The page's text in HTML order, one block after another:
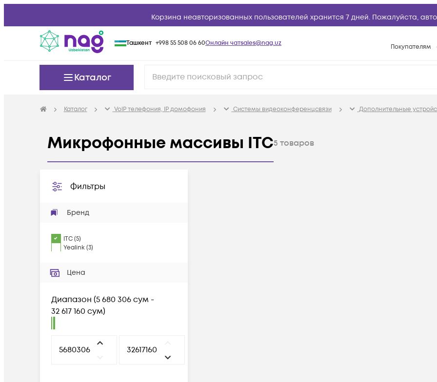
Корзина неавторизованных пользователей хранится 7 дней. Пожалуйста,
Ташкент +998 55 508 06 60Онлайн чатsales@nag.uz Покупателям
Вопросы и
Каталог
Каталог VoIP телефония, IP домофония Системы видеоконференцсвязи Дополнительные
Микрофонные массивы ITC5 товаров
Фильтры
Бренд
ITC(5)
Yealink(3)
Цена
Диапазон (5 680 306 сум -
32 617 160 сум)